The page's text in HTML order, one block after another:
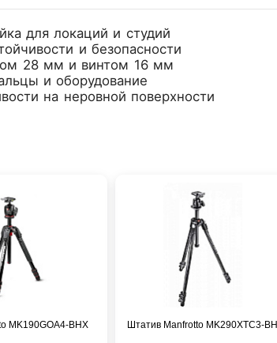
для локаций и студий
и безопасности
28 мм и винтом 16 мм
и оборудование
на неровной поверхности
MK190GOA4-BHX Штатив Manfrotto MK290XTC3-BH